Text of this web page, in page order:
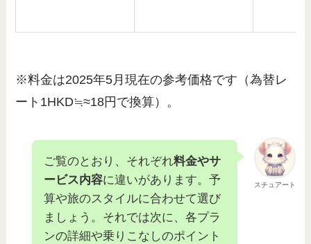
※料金は2025年5月現在の参考価格です（為替レ
ート1HKD≒≈18円で換算）。
スチュアート
ご覧のとおり、それぞれ料金やサ
ービス内容に違いがあります。予
算や旅のスタイルに合わせて選び
ましょう。それでは次に、各プラ
ンの詳細や乗りこなしのポイント